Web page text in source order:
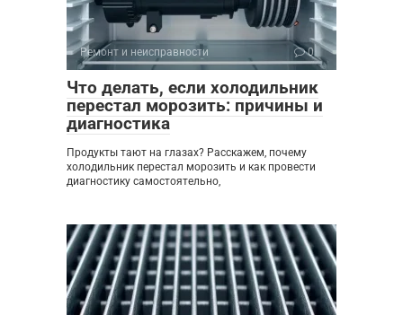
Ремонт и неисправности 0
Что делать, если холодильник
перестал морозить: причины и
диагностика
Продукты тают на глазах? Расскажем, почему
холодильник перестал морозить и как провести
диагностику самостоятельно,